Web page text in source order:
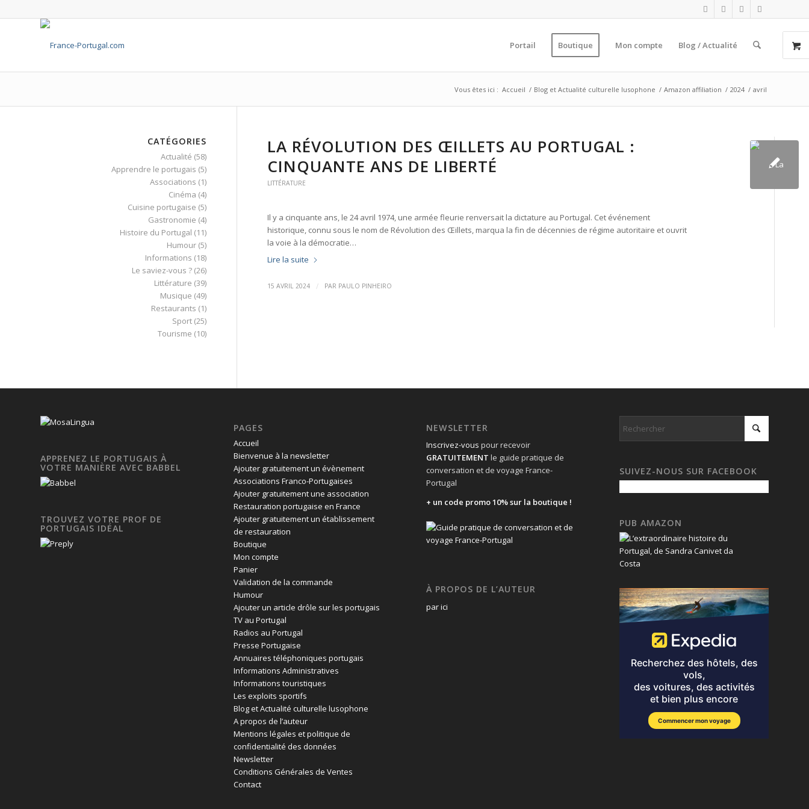
Portail Boutique Mon compte Blog / Actualité
Vous êtes ici : Accueil / Blog et Actualité culturelle lusophone / Amazon affiliation / 2024 / avril
LA RÉVOLUTION DES ŒILLETS AU PORTUGAL :
CINQUANTE ANS DE LIBERTÉ
LITTÉRATURE
Il y a cinquante ans, le 24 avril 1974, une armée fleurie renversait la dictature au Portugal. Cet événement
historique, connu sous le nom de Révolution des Œillets, marqua la fin de décennies de régime autoritaire et ouvrit
la voie à la démocratie…
Lire la suite
15 AVRIL 2024 / PAR PAULO PINHEIRO
CATÉGORIES
Actualité (58)
Apprendre le portugais (5)
Associations (1)
Cinéma (4)
Cuisine portugaise (5)
Gastronomie (4)
Histoire du Portugal (11)
Humour(5)
Informations (18)
Le saviez-vous ?(26)
Littérature (39)
Musique (49)
Restaurants (1)
Sport(25)
Tourisme (10)
APPRENEZ LE PORTUGAIS À
VOTRE MANIÈRE AVEC BABBEL
TROUVEZ VOTRE PROF DE
PORTUGAIS IDÉAL
PAGES
Accueil
Bienvenue à la newsletter
Ajouter gratuitement un évènement
Associations Franco-Portugaises
Ajouter gratuitement une association
Restauration portugaise en France
Ajouter gratuitement un établissement
de restauration
Boutique
Mon compte
Panier
Validation de la commande
Humour
Ajouter un article drôle sur les portugais
TV au Portugal
Radios au Portugal
Presse Portugaise
Annuaires téléphoniques portugais
Informations Administratives
Informations touristiques
Les exploits sportifs
Blog et Actualité culturelle lusophone
A propos de l’auteur
Mentions légales et politique de
confidentialité des données
Newsletter
Conditions Générales de Ventes
Contact
NEWSLETTER
Inscrivez-vous pour recevoir
GRATUITEMENT le guide pratique de
conversation et de voyage France-
Portugal
+ un code promo 10% sur la boutique !
À PROPOS DE L’AUTEUR
par ici
SUIVEZ-NOUS SUR FACEBOOK
PUB AMAZON